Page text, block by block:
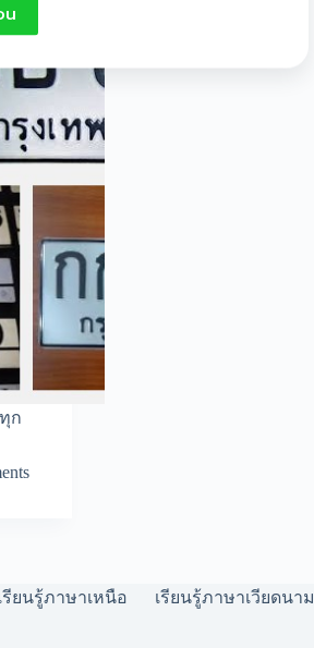
น
ก
รียนรู้ภาษาเหนือ เรียนรู้ภาษาเวียดนาม